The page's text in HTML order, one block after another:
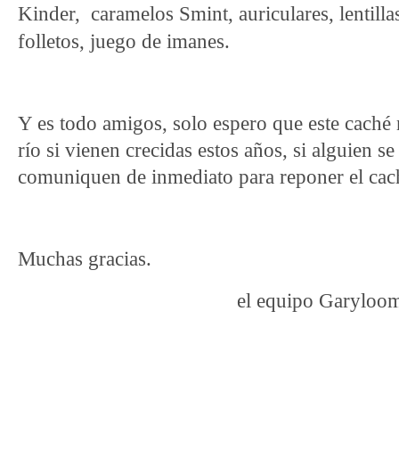
Kinder, caramelos Smint, auriculares,
folletos, juego de imanes.
Y es todo amigos, solo espero que este
río si vienen crecidas estos años, si alguien
comuniquen de inmediato para reponer el
Muchas gracias.
el equipo